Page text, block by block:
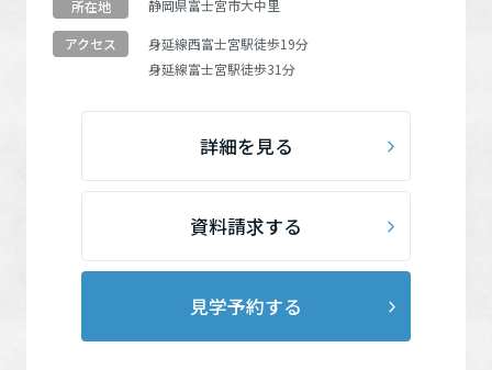
所在地 静岡県富士宮市大中里
アクセス 身延線西富士宮駅徒歩19分
身延線富士宮駅徒歩31分
詳細を見る
資料請求する
見学予約する